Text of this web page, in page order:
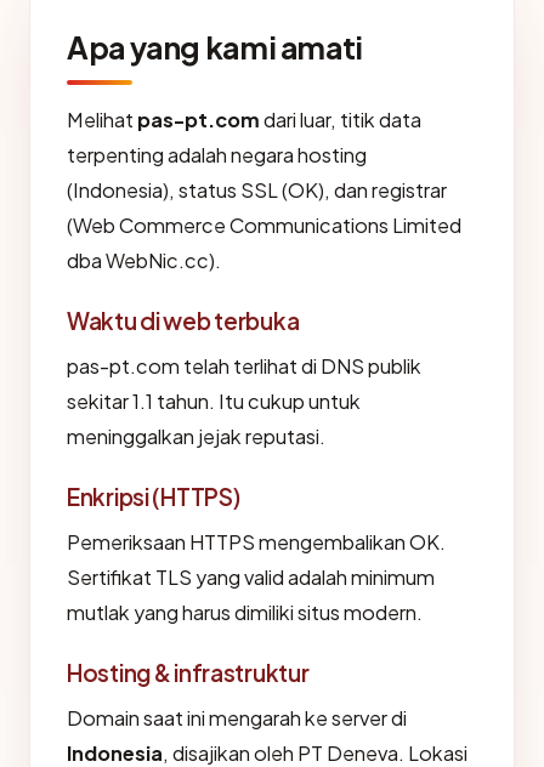
Apa yang kami amati
Melihat pas-pt.comdari luar, titik data
terpenting adalah negara hosting
(Indonesia), status SSL (OK), dan registrar
(Web Commerce Communications Limited
dba WebNic.cc).
Waktu di web terbuka
pas-pt.com telah terlihat di DNS publik
sekitar 1.1 tahun. Itu cukup untuk
meninggalkan jejak reputasi.
Enkripsi (HTTPS)
Pemeriksaan HTTPS mengembalikan OK.
Sertifikat TLS yang valid adalah minimum
mutlak yang harus dimiliki situs modern.
Hosting & infrastruktur
Domain saat ini mengarah ke server di
Indonesia, disajikan oleh PT Deneva. Lokasi